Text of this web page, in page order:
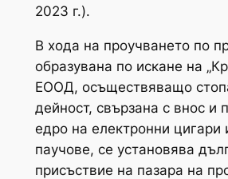
2023 г.).
В хода на проучването по
образувана по искане на
ЕООД, осъществяващо
дейност, свързана с внос и
едро на електронни цигари
паучове, се установява
присъствие на пазара на